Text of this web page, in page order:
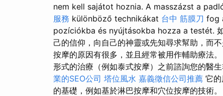
nem kell sajátot hoznia. A masszázst a
服務 különböző technikákat 台中 筋膜刀 fog
pozíciókba és nyújtásokba hozza a testét.
己的信仰，向自己的神靈或先知尋求幫助，而
按摩的原因有很多，並且經常被用作輔助療法。
形式的治療（例如泰式按摩）之前諮詢您的醫生
業的SEO公司 塔位風水 嘉義徵信公司推薦 它
的基礎，例如基於淋巴按摩和穴位按摩的技術。